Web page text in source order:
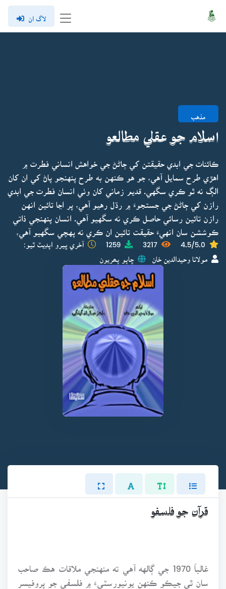
لاگ ان
مذهب
اسلام جو عقلي مطالعو
ڪائنات جي ابدي حقيقتن کي ڄاڻڻ جي خواهش انساني فطرت ۾
اهڙي طرح سمايل آهي، جو هو ڪنهن به طرح پنهنجو پاڻ کي ان کان
الڳ نه ٿو ڪري سگهي. قديم زماني کان وٺي انسان فطرت جي ابدي
رازن کي ڄاڻڻ جي جستجوءَ ۾ رڌل رهيو آهي، پر اڃا تائين انهن
رازن تائين رسائي حاصل ڪري نه سگهيو آهي. انسان پنهنجي ذاتي
ڪوششن سان انهيءَ حقيقت تائين ان ڪري نه پهچي سگهيو آهي،
4.5/5.0
3217
1259 آخري ڀيرو اپڊيٽ ٿيو:
مولانا وحيدالدين خان ڇاپو پھريون
قرآن جو فلسفو
غالباََ 1970 جي ڳالهه آهي ته منهنجي ملاقات هڪ صاحب
سان ٿي جيڪو ڪنهن يونيورسٽيءَ ۾ فلسفي جو پروفيسر